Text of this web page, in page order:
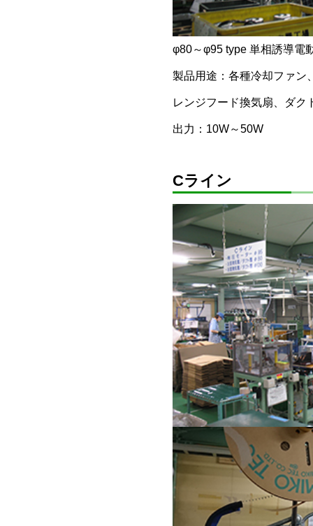
φ80～φ95 type 単相誘導電
製品用途：各種冷却ファン
レンジフード換気扇、ダク
出力：10W～50W
Cライン